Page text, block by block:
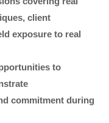
client
exposure to real
to
commitment during